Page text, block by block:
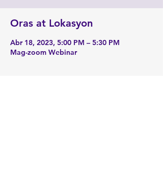
Oras at Lokasyon
Abr 18, 2023, 5:00 PM – 5:30 PM
Mag-zoom Webinar